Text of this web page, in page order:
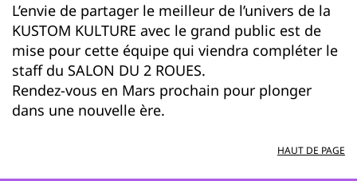
L’envie de partager le meilleur de l’univers de la
KUSTOM KULTURE avec le grand public est de
mise pour cette équipe qui viendra compléter le
staff du SALON DU 2 ROUES.
Rendez-vous en Mars prochain pour plonger
dans une nouvelle ère.
HAUT DE PAGE